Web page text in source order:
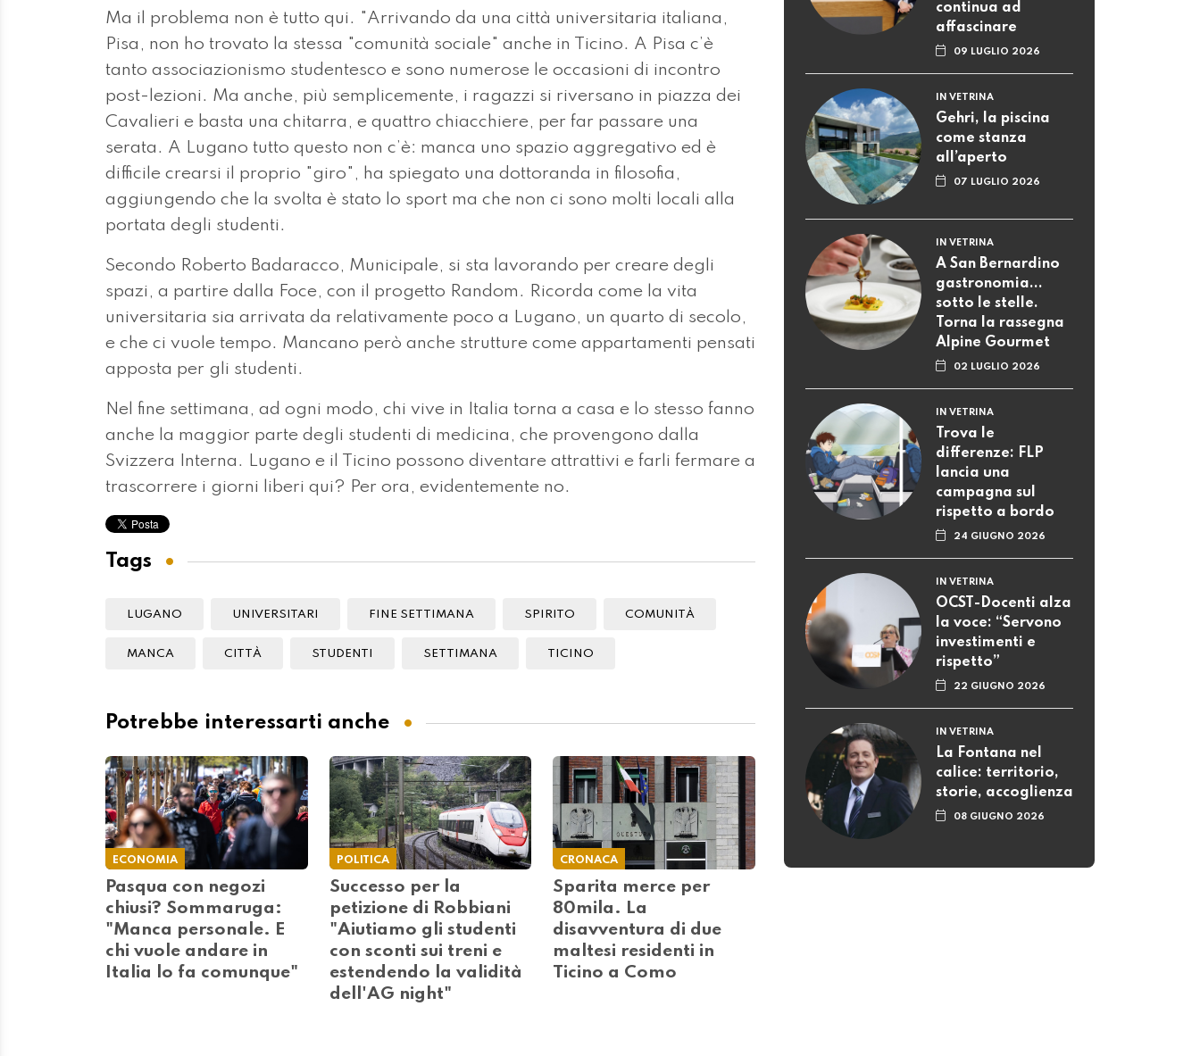
Ma il problema non è tutto qui. "Arrivando da una città universitaria italiana,
Pisa, non ho trovato la stessa "comunità sociale" anche in Ticino. A Pisa c’è
tanto associazionismo studentesco e sono numerose le occasioni di incontro
post-lezioni. Ma anche, più semplicemente, i ragazzi si riversano in piazza dei
Cavalieri e basta una chitarra, e quattro chiacchiere, per far passare una
serata. A Lugano tutto questo non c’è: manca uno spazio aggregativo ed è
difficile crearsi il proprio "giro", ha spiegato una dottoranda in filosofia,
aggiungendo che la svolta è stato lo sport ma che non ci sono molti locali alla
portata degli studenti.
Secondo Roberto Badaracco, Municipale, si sta lavorando per creare degli
spazi, a partire dalla Foce, con il progetto Random. Ricorda come la vita
universitaria sia arrivata da relativamente poco a Lugano, un quarto di secolo,
e che ci vuole tempo. Mancano però anche strutture come appartamenti pensati
apposta per gli studenti.
Nel fine settimana, ad ogni modo, chi vive in Italia torna a casa e lo stesso fanno
anche la maggior parte degli studenti di medicina, che provengono dalla
Svizzera Interna. Lugano e il Ticino possono diventare attrattivi e farli fermare a
trascorrere i giorni liberi qui? Per ora, evidentemente no.
Tags
LUGANO UNIVERSITARI FINE SETTIMANA SPIRITO COMUNITÀ
MANCA CITTÀ STUDENTI SETTIMANA TICINO
Potrebbe interessarti anche
ECONOMIA
Pasqua con negozi
chiusi? Sommaruga:
"Manca personale. E
chi vuole andare in
Italia lo fa comunque"
POLITICA
Successo per la
petizione di Robbiani
"Aiutiamo gli studenti
con sconti sui treni e
estendendo la validità
dell'AG night"
CRONACA
Sparita merce per
80mila. La
disavventura di due
maltesi residenti in
Ticino a Como
continua ad
affascinare
09 LUGLIO 2026
IN VETRINA
Gehri, la piscina
come stanza
all’aperto
07 LUGLIO 2026
IN VETRINA
A San Bernardino
gastronomia...
sotto le stelle.
Torna la rassegna
Alpine Gourmet
02 LUGLIO 2026
IN VETRINA
Trova le
differenze: FLP
lancia una
campagna sul
rispetto a bordo
24 GIUGNO 2026
IN VETRINA
OCST-Docenti alza
la voce: “Servono
investimenti e
rispetto”
22 GIUGNO 2026
IN VETRINA
La Fontana nel
calice: territorio,
storie, accoglienza
08 GIUGNO 2026